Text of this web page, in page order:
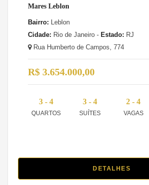
Mares Leblon
Bairro: Leblon
Cidade: Rio de Janeiro - Estado: RJ
Rua Humberto de Campos, 774
R$ 3.654.000,00
3 - 4
QUARTOS
3 - 4
SUÍTES
2 - 4
VAGAS
DETALHES